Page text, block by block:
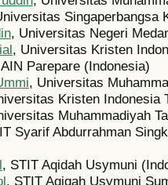
Singaperbangsa
, Universitas Negeri
, Universitas Kristen
Parepare (Indonesia)
, Universitas
Kristen Indonesia
Muhammadiyah
Syarif Abdurrahman
, STIT Aqidah Usymuni
, STIT Aqiqah Usymuni